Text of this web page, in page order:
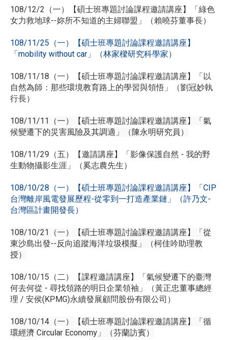
108/12/2（一）【碩士班專題討論課程邀請講座】「綠色
女力救地球--妳所不知道的主婦聯盟」（賴曉芬董事長）
108/11/25（一）【碩士班專題討論課程邀請講座】
「mobility without car」（林家樑研究科學家）
108/11/18（一）【碩士班專題討論課程邀請講座】「以
自然為師：那些環境教育路上的學習與領悟」（劉冠妙執
行長）
108/11/11（一）【碩士班專題討論課程邀請講座】「氣
候變遷下的災害風險及其調適」（陳永明研究員）
108/11/29（五）【邀請講座】「影像保護自然 - 我的野
生動物攝影生涯」（奚志農先生）
108/10/28（一）【碩士班專題討論課程邀請講座】「CIP
台灣離岸風電發展歷程-從零到一打造產業鏈」（許乃文-
台灣區計畫開發長）
108/10/21（一）【碩士班專題討論課程邀請講座】「從
東沙島出發--反向追蹤海洋垃圾模擬」（柯佳吟助理教
授）
108/10/15（二）【課程邀請講座】「氣候變遷下的臺灣
何去何從 - 尋找領路的明日企業領袖」（黃正忠董事總經
理 / 安侯(KPMG)永續發展顧問股份有限公司）
108/10/14（一）【碩士班專題討論課程邀請講座】「循
環經濟 Circular Economy」（芬蘭訪賓）